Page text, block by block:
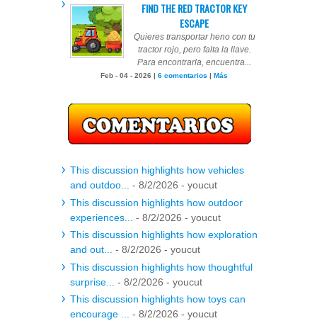
FIND THE RED TRACTOR KEY
ESCAPE
Quieres transportar heno con tu
tractor rojo, pero falta la llave.
Para encontrarla, encuentra...
Feb - 04 - 2026 | 6 comentarios | Más
This discussion highlights how vehicles
and outdoo...
- 8/2/2026 - youcut
This discussion highlights how outdoor
experiences...
- 8/2/2026 - youcut
This discussion highlights how exploration
and out...
- 8/2/2026 - youcut
This discussion highlights how thoughtful
surprise...
- 8/2/2026 - youcut
This discussion highlights how toys can
encourage ...
- 8/2/2026 - youcut